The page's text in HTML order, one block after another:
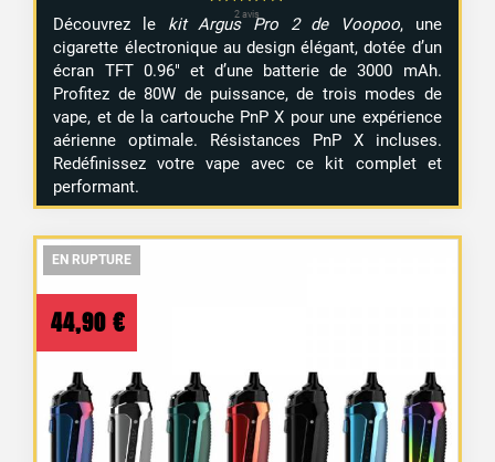
1 avis
Découvrez le kit Argus Pro 2 de Voopoo, une
cigarette électronique au design élégant, dotée d’un
écran TFT 0.96″ et d’une batterie de 3000 mAh.
Profitez de 80W de puissance, de trois modes de
vape, et de la cartouche PnP X pour une expérience
aérienne optimale. Résistances PnP X incluses.
Redéfinissez votre vape avec ce kit complet et
performant.
EN RUPTURE
EN RUPTURE
44,90 €
EN RUPTURE